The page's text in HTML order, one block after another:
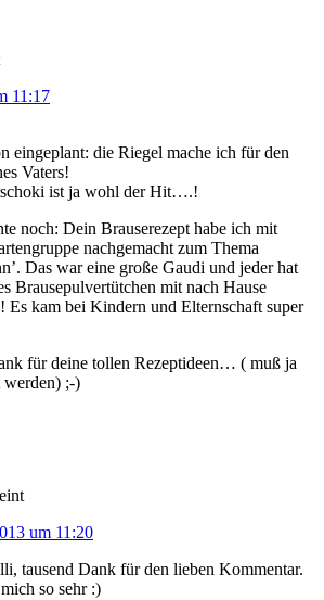
11:17
eingeplant: die Riegel mache ich für den
Vaters!
ist ja wohl der Hit….!
noch: Dein Brauserezept habe ich mit
nachgemacht zum Thema
Das war eine große Gaudi und jeder hat
Brausepulvertütchen mit nach Hause
Es kam bei Kindern und Elternschaft super
für deine tollen Rezeptideen… ( muß ja
werden) ;-)
um 11:20
tausend Dank für den lieben Kommentar.
so sehr :)